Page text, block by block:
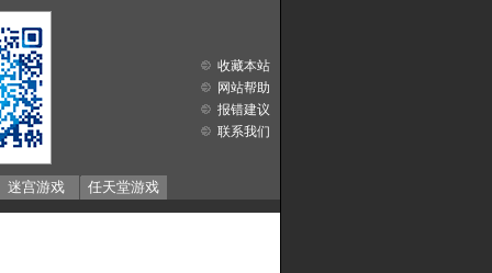
迷宫游戏 任天堂游戏
收藏本站
网站帮助
报错建议
联系我们